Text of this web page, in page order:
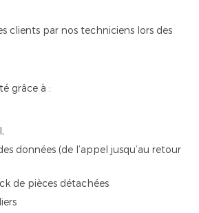
clients par nos techniciens lors des
grâce à :
données (de l’appel jusqu’au retour
de pièces détachées